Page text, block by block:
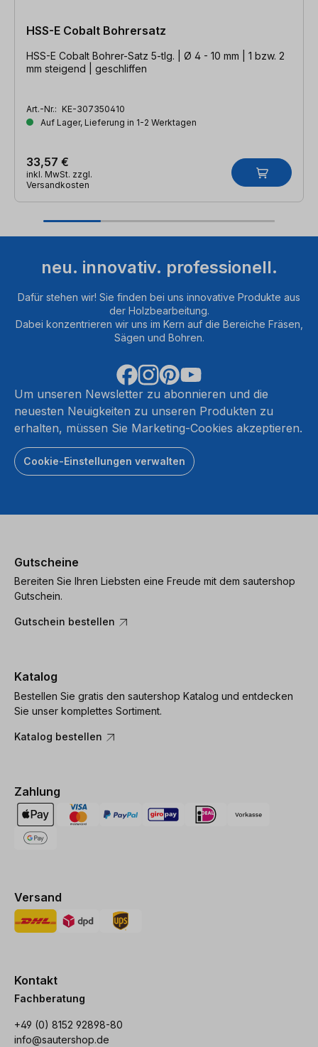
HSS-E Cobalt Bohrersatz
HSS-E Cobalt Bohrer-Satz 5-tlg. | Ø 4 - 10 mm | 1 bzw. 2
mm steigend | geschliffen
Art.-Nr.: KE-307350410
Auf Lager, Lieferung in 1-2 Werktagen
33,57 €
inkl. MwSt. zzgl.
Versandkosten
neu. innovativ. professionell.
Dafür stehen wir! Sie finden bei uns innovative Produkte aus
der Holzbearbeitung.
Dabei konzentrieren wir uns im Kern auf die Bereiche Fräsen,
Sägen und Bohren.
Um unseren Newsletter zu abonnieren und die
neuesten Neuigkeiten zu unseren Produkten zu
erhalten, müssen Sie Marketing-Cookies akzeptieren.
Cookie-Einstellungen verwalten
Gutscheine
Bereiten Sie Ihren Liebsten eine Freude mit dem sautershop
Gutschein.
Gutschein bestellen
Katalog
Bestellen Sie gratis den sautershop Katalog und entdecken
Sie unser komplettes Sortiment.
Katalog bestellen
Zahlung
Versand
Kontakt
Fachberatung
+49 (0) 8152 92898-80
info@sautershop.de